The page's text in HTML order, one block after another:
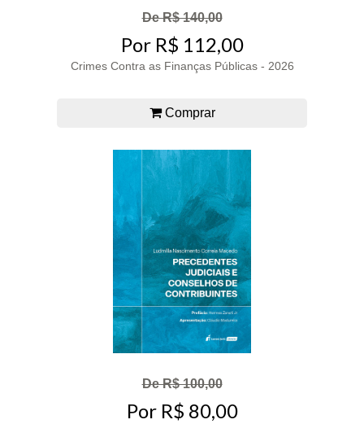
De R$ 140,00
Por R$ 112,00
Crimes Contra as Finanças Públicas - 2026
Comprar
De R$ 100,00
Por R$ 80,00